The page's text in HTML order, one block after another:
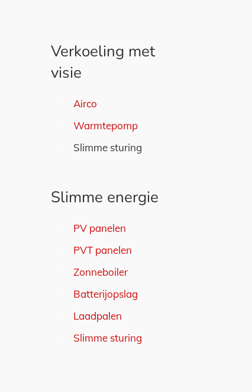
Verkoeling met
visie
Airco
Warmtepomp
Slimme sturing
Slimme energie
PV panelen
PVT panelen
Zonneboiler
Batterijopslag
Laadpalen
Slimme sturing